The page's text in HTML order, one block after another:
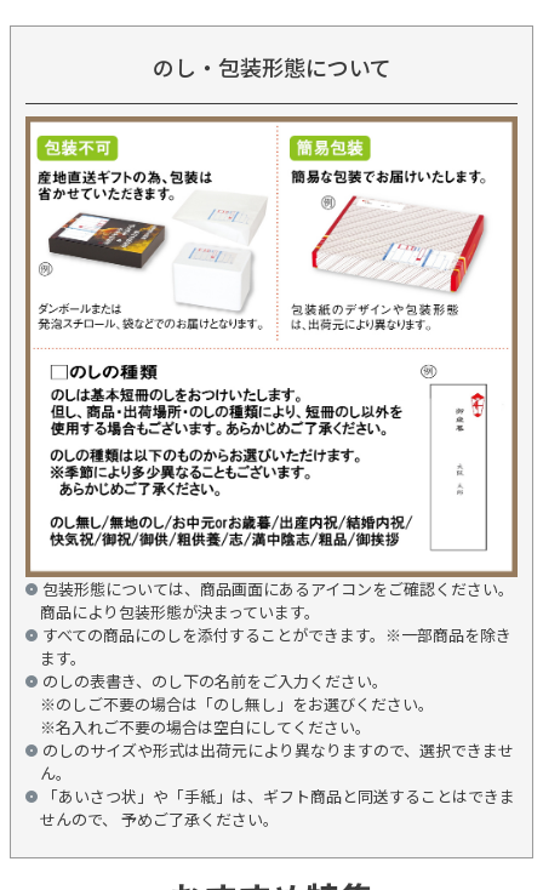
のし・包装形態について
包装形態については、商品画面にあるアイコンをご確認ください。
商品により包装形態が決まっています。
すべての商品にのしを添付することができます。※一部商品を除き
ます。
のしの表書き、のし下の名前をご入力ください。
※のしご不要の場合は「のし無し」をお選びください。
※名入れご不要の場合は空白にしてください。
のしのサイズや形式は出荷元により異なりますので、選択できませ
ん。
「あいさつ状」や「手紙」は、ギフト商品と同送することはできま
せんので、 予めご了承ください。